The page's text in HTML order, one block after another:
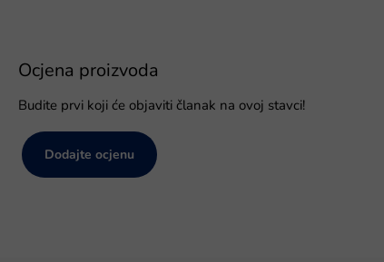
Ocjena proizvoda
Budite prvi koji će objaviti članak na ovoj stavci!
Dodajte ocjenu